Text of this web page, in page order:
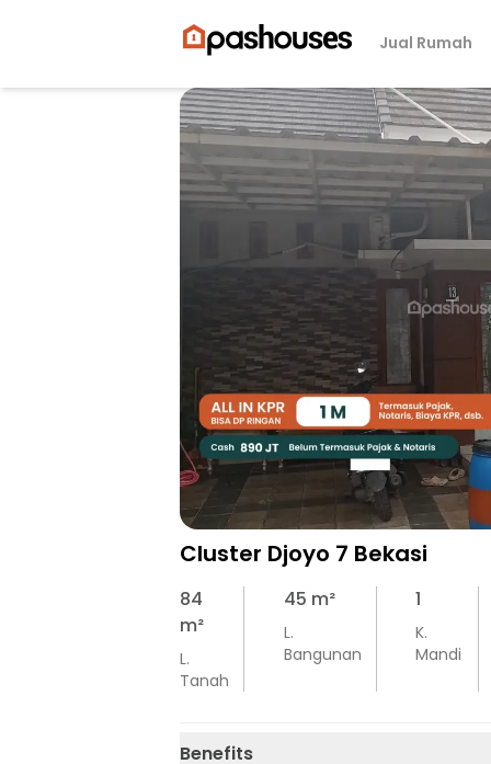
Jual Rumah
Cluster Djoyo 7 Bekasi
84
m²
L.
Tanah
45 m²
L.
Bangunan
1
K.
Mandi
Benefits